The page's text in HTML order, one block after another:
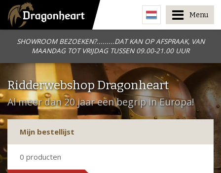
SHOWROOM BEZOEKEN?.........DAT KAN OP AFSPRAAK, VAN
MAANDAG TOT VRIJDAG TUSSEN 09.00-21.00 UUR
Menu
Ridderwebshop Dragonheart
Al meer dan 20 jaar een begrip in Europa!
Mijn bestellijst
0 producten